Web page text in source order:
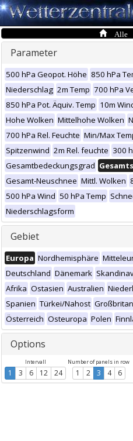
Alle
Parameter
500 hPa Geopot. Höhe 850 hPa
Niederschlag 2m Temp 700 hPa
850 hPa Pot. Äquiv. Temp 10m
Hohe Wolken Mittelhohe Wolken
700 hPa Rel. Feuchte Min/Max
Spitzenwind 2m Rel. feuchte 300
Gesamtbedeckungsgrad
Gesamt-Neuschnee Mittl. Wolken
500 hPa Wind 50 hPa Temp
Niederschlagsform
Gebiet
Europa Nordhemisphäre
Deutschland Dänemark
Afrika Ostasien Australien
Spanien Türkei/Nahost
Österreich Osteuropa Polen
Options
Intervall
1 3 6 12 24
Number of panels in row
1 2 3 4 6